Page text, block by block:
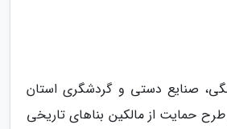
صنایع دستی و گردشگری استان
طرح حمایت از مالکین بناهای تاریخی